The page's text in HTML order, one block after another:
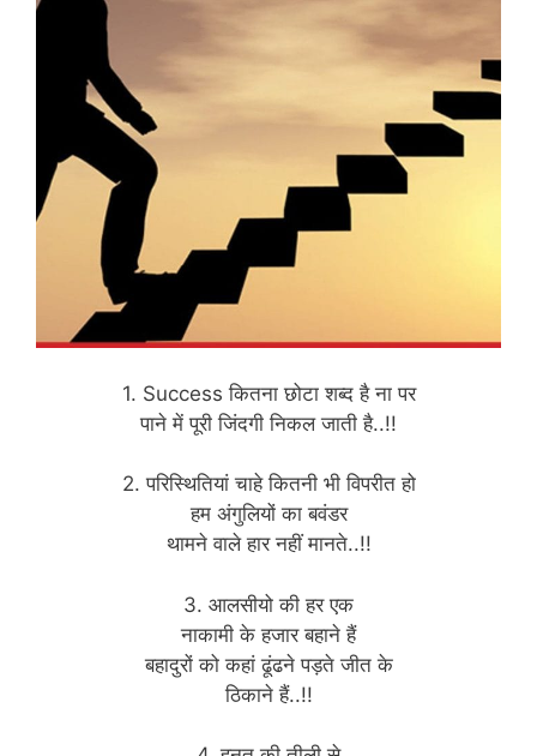
1. Success कितना छोटा शब्द है ना पर
पाने में पूरी जिंदगी निकल जाती है..!!
2. परिस्थितियां चाहे कितनी भी विपरीत हो
हम अंगुलियों का बवंडर
थामने वाले हार नहीं मानते..!!
3. आलसीयो की हर एक
नाकामी के हजार बहाने हैं
बहादुरों को कहां ढूंढने पड़ते जीत के
ठिकाने हैं..!!